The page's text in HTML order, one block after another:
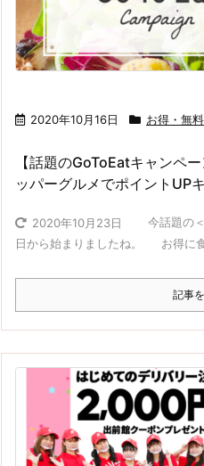
2020年10月16日 お得・無料
【話題のGoToEatキャンペ
ッパーグルメでポイントUP
2020年10月23日
今話題の＜
日から始まりましたね。 お得に
記事